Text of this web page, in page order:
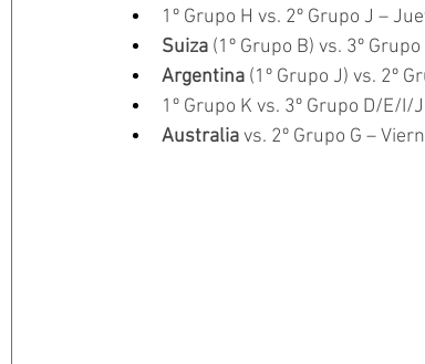
1º Grupo H vs. 2º Grupo J –
Suiza (1º Grupo B) vs. 3º
Argentina (1º Grupo J) vs. 2º
1º Grupo K vs. 3º Grupo D/E/
Australia vs. 2º Grupo G –